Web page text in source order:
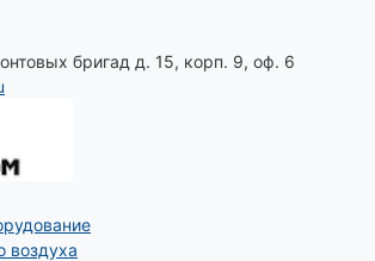
бригад д. 15, корп. 9, оф. 6
воздуха